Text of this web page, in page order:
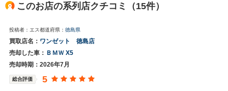
このお店の系列店クチコミ（15件）
投稿者：エス都道府県： 徳島県
買取店名： ワンゼット 徳島店
売却した車： ＢＭＷ X5
売却時期：2026年7月
総合評価 5